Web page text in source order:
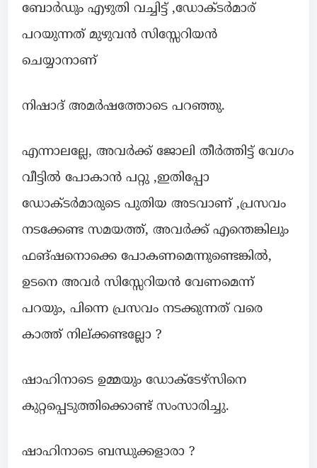
ബോർഡും എഴുതി വച്ചിട്ട് ,ഡോക്ടർമാര്
പറയുന്നത് മുഴുവൻ സിസ്സേറിയൻ
ചെയ്യാനാണ്
നിഷാദ് അമർഷത്തോടെ പറഞ്ഞു.
എന്നാലല്ലേ, അവർക്ക് ജോലി തീർത്തിട്ട് വേഗം
വീട്ടിൽ പോകാൻ പറ്റു ,ഇതിപ്പോ
ഡോക്ടർമാരുടെ പുതിയ അടവാണ് ,പ്രസവം
നടക്കേണ്ട സമയത്ത്, അവർക്ക് എന്തെങ്കിലും
ഫങ്ഷനൊക്കെ പോകണമെന്നുണ്ടെങ്കിൽ,
ഉടനെ അവർ സിസ്സേറിയൻ വേണമെന്ന്
പറയും, പിന്നെ പ്രസവം നടക്കുന്നത് വരെ
കാത്ത് നില്ക്കണ്ടല്ലോ ?
ഷാഹിനാടെ ഉമ്മയും ഡോക്ടേഴ്സിനെ
കുറ്റപ്പെടുത്തിക്കൊണ്ട് സംസാരിച്ചു.
ഷാഹിനാടെ ബന്ധുക്കളാരാ ?